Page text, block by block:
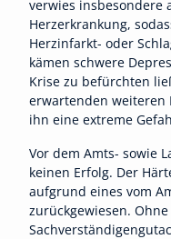
verwies insbesondere
Herzerkrankung,
Herzinfarkt- oder
kämen schwere
Krise zu befürchten
erwartenden
ihn eine extreme
Vor dem Amts- sowie
keinen Erfolg. Der
aufgrund eines vom
zurückgewiesen.